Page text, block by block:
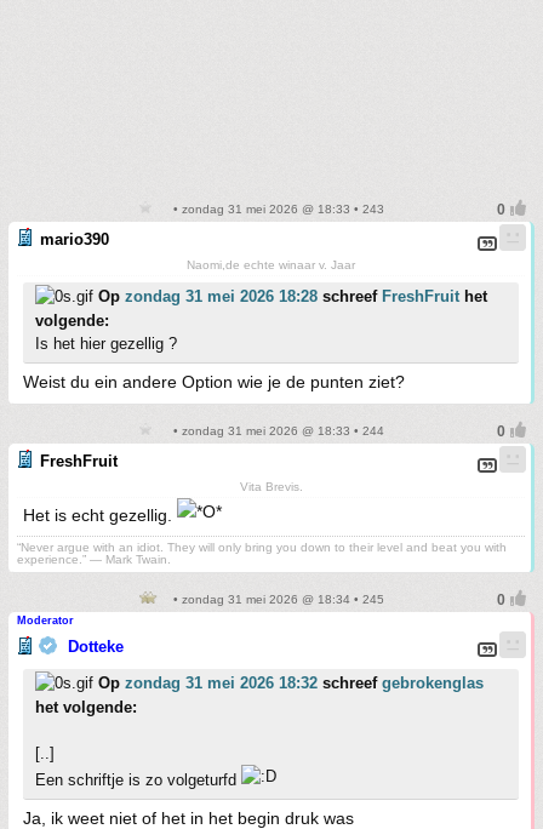
• zondag 31 mei 2026 @ 18:33 • 243
mario390
Naomi,de echte winaar v. Jaar
Op zondag 31 mei 2026 18:28 schreef FreshFruithet
volgende:
Is het hier gezellig ?
Weist du ein andere Option wie je de punten ziet?
• zondag 31 mei 2026 @ 18:33 • 244
FreshFruit
Vita Brevis.
Het is echt gezellig.
“Never argue with an idiot. They will only bring you down to their level and beat you with
experience.” ― Mark Twain.
• zondag 31 mei 2026 @ 18:34 • 245
Moderator
Dotteke
Op zondag 31 mei 2026 18:32 schreef gebrokenglas
het volgende:
[..]
Een schriftje is zo volgeturfd
Ja, ik weet niet of het in het begin druk was